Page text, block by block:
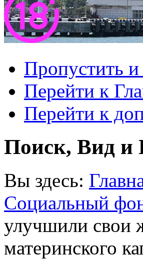
Пропустить
Перейти к
Перейти к
Поиск, Вид и
Вы здесь:
Социальный
улучшили свои
материнского